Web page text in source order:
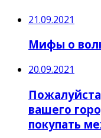
21.09.2021
Мифы о
20.09.2021
вашего
покупать